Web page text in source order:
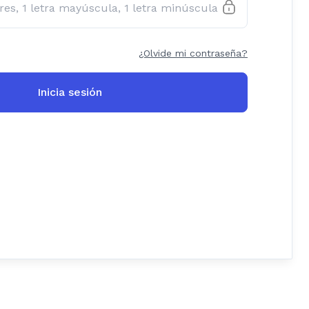
¿Olvide mi contraseña?